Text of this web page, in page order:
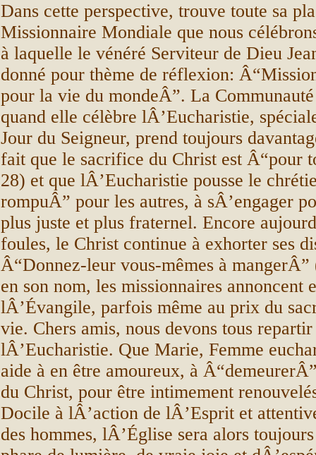
Dans cette perspective, trouve toute sa
Missionnaire Mondiale que nous
à laquelle le vénéré Serviteur de Dieu
donné pour thème de réflexion:
pour la vie du mondeÂ”. La
quand elle célèbre lÂ’Eucharistie,
Jour du Seigneur, prend toujours
fait que le sacrifice du Christ est Â“pour
28) et que lÂ’Eucharistie pousse le
rompuÂ” pour les autres, à sÂ’engager
plus juste et plus fraternel. Encore
foules, le Christ continue à exhorter ses
Â“Donnez-leur vous-mêmes à
en son nom, les missionnaires annoncent
lÂ’Évangile, parfois même au prix du
vie. Chers amis, nous devons tous repartir
lÂ’Eucharistie. Que Marie, Femme
aide à en être amoureux, à
du Christ, pour être intimement
Docile à lÂ’action de lÂ’Esprit et
des hommes, lÂ’Église sera alors